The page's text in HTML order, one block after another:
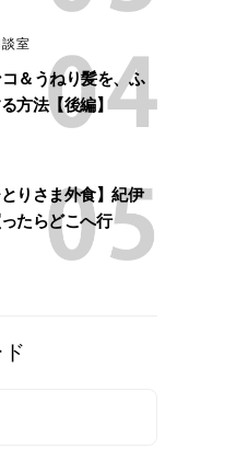
室
＆うねり髪を、ふ
方法【後編】
とりさま外食】紀伊
たらどこへ行